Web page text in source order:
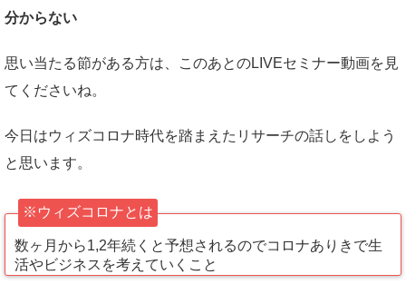
分からない
思い当たる節がある方は、このあとのLIVEセミナー動画を見
てくださいね。
今日はウィズコロナ時代を踏まえたリサーチの話しをしよう
と思います。
※ウィズコロナとは
数ヶ月から1,2年続くと予想されるのでコロナありきで生
活やビジネスを考えていくこと